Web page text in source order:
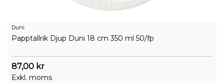
Duni
Papptallrik Djup Duni 18 cm 350 ml 50/fp
87,00 kr
Exkl. moms